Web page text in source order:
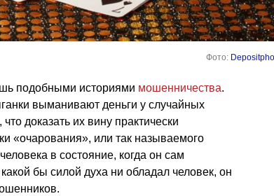
Фото:
подобными историями мошенничества.
выманивают деньги у случайных
доказать их вину практически
«очарования», или так называемого
в состояние, когда он сам
бы силой духа ни обладал человек, он